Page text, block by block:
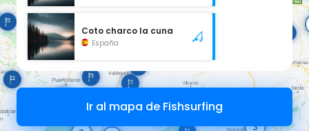
Coto charco la cuna
España
Ir al mapa de Fishsurfing